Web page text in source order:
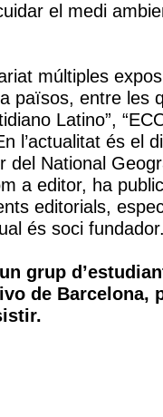
el medi
múltiples
països, entre les
Latino”,
l’actualitat és el
del National
a editor, ha
editorials,
és soci
grup
de Barcelona,